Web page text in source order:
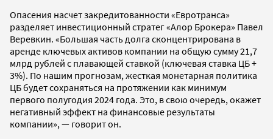
Опасения насчет закредитованности «Евротранса»
разделяет инвестиционный стратег «Алор Брокера» Павел
Веревкин. «Большая часть долга сконцентрирована в
аренде ключевых активов компании на общую сумму 21,7
млрд рублей с плавающей ставкой (ключевая ставка ЦБ +
3%). По нашим прогнозам, жесткая монетарная политика
ЦБ будет сохраняться на протяжении как минимум
первого полугодия 2024 года. Это, в свою очередь, окажет
негативный эффект на финансовые результаты
компании», — говорит он.